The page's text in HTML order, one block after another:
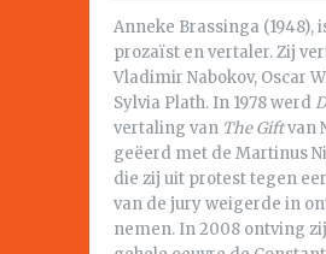
Anneke Brassinga (1948),
prozaïst en vertaler. Zij
Vladimir Nabokov, Oscar
Sylvia Plath. In 1978 werd
vertaling van The Giftvan
geëerd met de Martinus
die zij uit protest tegen
van de jury weigerde in
nemen. In 2008 ontving